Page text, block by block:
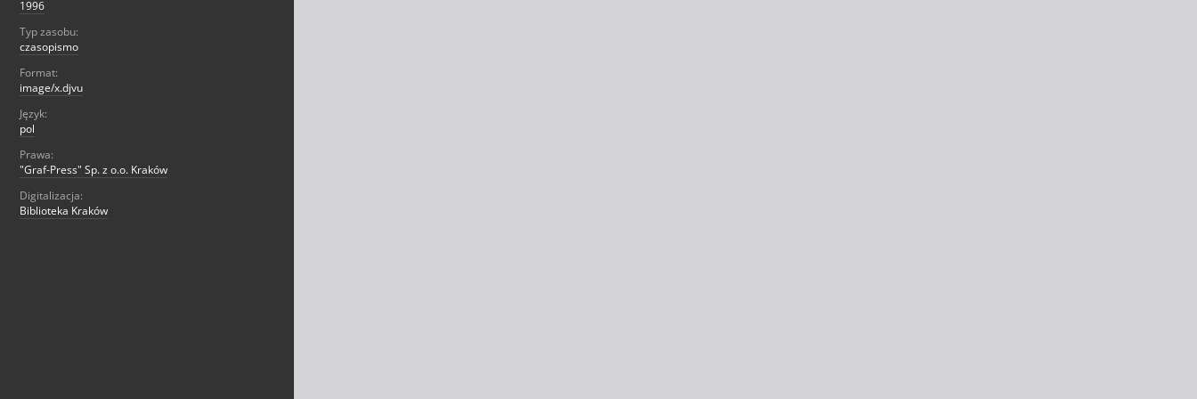
1996
Typ zasobu:
czasopismo
Format:
image/x.djvu
Język:
pol
Prawa:
"Graf-Press" Sp. z o.o. Kraków
Digitalizacja:
Biblioteka Kraków